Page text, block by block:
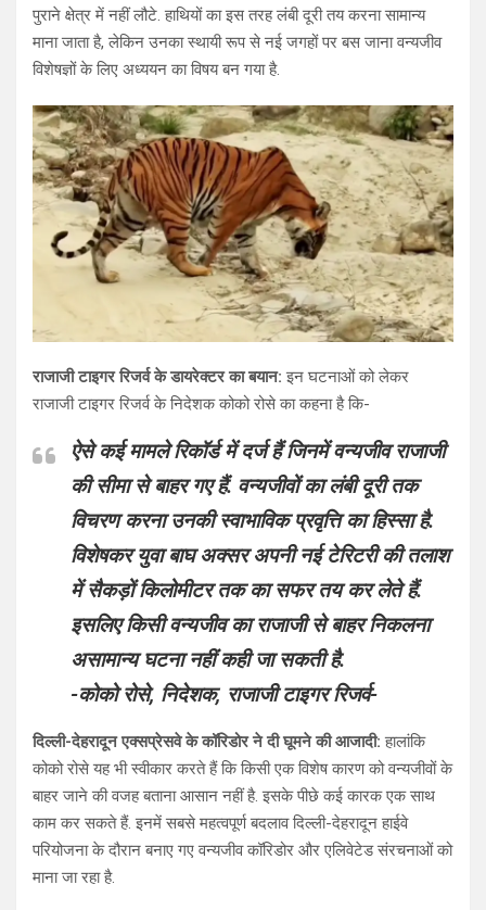
पुराने क्षेत्र में नहीं लौटे. हाथियों का इस तरह लंबी दूरी तय करना सामान्य
माना जाता है, लेकिन उनका स्थायी रूप से नई जगहों पर बस जाना वन्यजीव
विशेषज्ञों के लिए अध्ययन का विषय बन गया है.
राजाजी टाइगर रिजर्व के डायरेक्टर का बयान: इन घटनाओं को लेकर
राजाजी टाइगर रिजर्व के निदेशक कोको रोसे का कहना है कि-
ऐसे कई मामले रिकॉर्ड में दर्ज हैं जिनमें वन्यजीव राजाजी
की सीमा से बाहर गए हैं. वन्यजीवों का लंबी दूरी तक
विचरण करना उनकी स्वाभाविक प्रवृत्ति का हिस्सा है.
विशेषकर युवा बाघ अक्सर अपनी नई टेरिटरी की तलाश
में सैकड़ों किलोमीटर तक का सफर तय कर लेते हैं.
इसलिए किसी वन्यजीव का राजाजी से बाहर निकलना
असामान्य घटना नहीं कही जा सकती है.
-कोको रोसे, निदेशक, राजाजी टाइगर रिजर्व-
दिल्ली-देहरादून एक्सप्रेसवे के कॉरिडोर ने दी घूमने की आजादी: हालांकि
कोको रोसे यह भी स्वीकार करते हैं कि किसी एक विशेष कारण को वन्यजीवों के
बाहर जाने की वजह बताना आसान नहीं है. इसके पीछे कई कारक एक साथ
काम कर सकते हैं. इनमें सबसे महत्वपूर्ण बदलाव दिल्ली-देहरादून हाईवे
परियोजना के दौरान बनाए गए वन्यजीव कॉरिडोर और एलिवेटेड संरचनाओं को
माना जा रहा है.